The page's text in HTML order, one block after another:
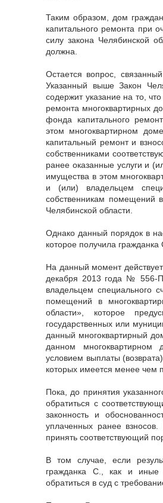
Таким образом, дом
капитального ремонта при
силу закона Челябинской
должна.
Остается вопрос,
Указанный выше Закон
содержит указание на то,
ремонта многоквартирных
фонда капитального
этом многоквартирном
капитальный ремонт и
собственниками
ранее оказанные услуги и
имущества в этом
и (или) владельцем
собственникам помещений
Челябинской области.
Однако данный порядок в
которое получила
На данный момент
декабря 2013 года № 556-
владельцем специального
помещений в
области», которое
государственных или
данный многоквартирный
данном
условием выплаты
которых имеется менее чем
Пока, до принятия
обратиться с
законность и
уплаченных ранее
принять соответствующий
В том случае, если
гражданка С., как и иные
обратиться в суд с